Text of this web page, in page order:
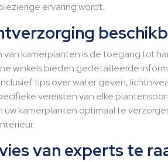
ervaring wordt.
kamerplanten is de toegang tot
winkels bieden gedetailleerde
tips over water geven,
vereisten van elke
uw kamerplanten optimaal te
van experts te